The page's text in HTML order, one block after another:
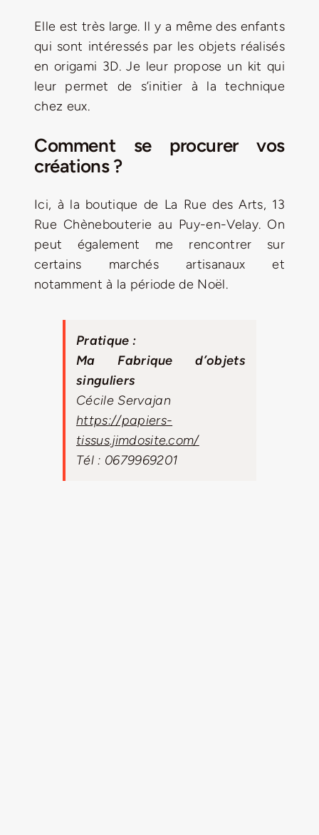
Elle est très large. Il y a même des enfants
qui sont intéressés par les objets réalisés
en origami 3D. Je leur propose un kit qui
leur permet de s’initier à la technique
chez eux.
Comment se procurer vos
créations ?
Ici, à la boutique de La Rue des Arts, 13
Rue Chènebouterie au Puy-en-Velay. On
peut également me rencontrer sur
certains marchés artisanaux et
notamment à la période de Noël.
Pratique :
Ma Fabrique d’objets
singuliers
Cécile Servajan
https://papiers-
tissus.jimdosite.com/
Tél : 0679969201